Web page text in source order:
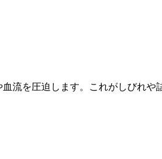
流を圧迫します。これがしびれや